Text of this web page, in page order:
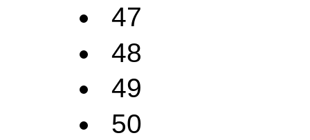
47
48
49
50